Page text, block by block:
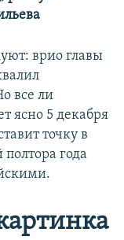
врио главы
все ли
ясно 5 декабря
точку в
года